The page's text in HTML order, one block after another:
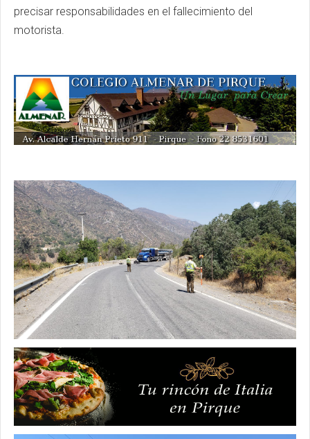
precisar responsabilidades en el fallecimiento del
motorista.